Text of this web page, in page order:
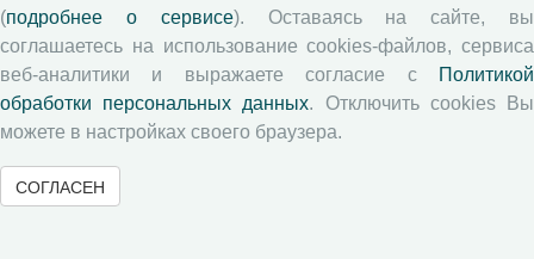
Проблемы развития территории
Вопросы территориального развития
Социальное пространство
Юный экономист
АгроЗооТехника
(подробнее о сервисе). Оставаясь на сайте, вы
соглашаетесь на использование cookies-файлов, сервиса
веб-аналитики и выражаете согласие с
Политикой
обработки персональных данных. Отключить cookies Вы
можете в настройках своего браузера.
СОГЛАСЕН